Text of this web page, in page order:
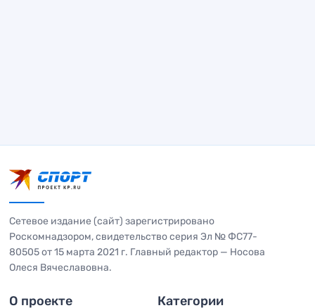
Сетевое издание (сайт) зарегистрировано
Роскомнадзором, свидетельство серия Эл № ФС77-
80505 от 15 марта 2021 г. Главный редактор — Носова
Олеся Вячеславовна.
О проекте Категории